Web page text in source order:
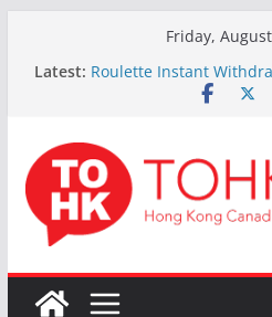
Friday,
Latest: Roulette Instant
Comprehensive Guide
Taktiikat Voittamiseen
En ligne Roulette
après 15 ans
Live Roulette avec
les Joueurs